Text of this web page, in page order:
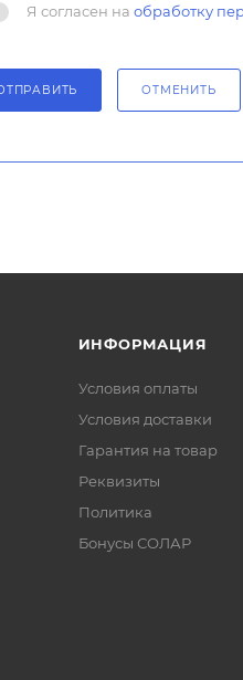
Я согласен на обработку
ОТМЕНИТЬ
ИНФОРМАЦИЯ
Условия оплаты
Условия доставки
Гарантия на товар
Реквизиты
Политика
Бонусы СОЛАР